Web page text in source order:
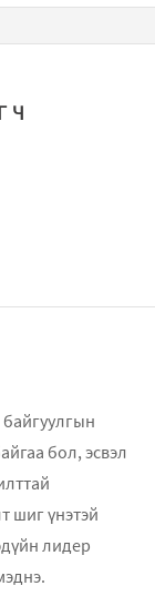
байгуулгын
бол, эсвэл
шиг үнэтэй
лидер